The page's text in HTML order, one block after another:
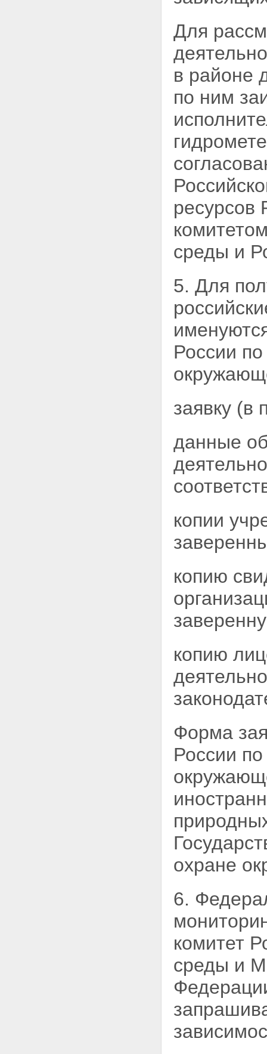
Для
в районе
по ним
ресурсов
среды и
5. Для
России
заявку (в
данные
копии
копию
копию
Форма
России
охране
6.
комитет
среды и